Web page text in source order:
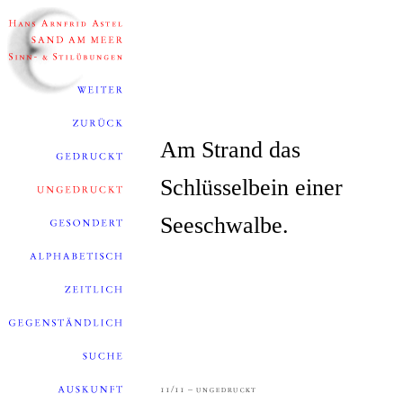
Am Strand das
Schlüsselbein einer
Seeschwalbe.